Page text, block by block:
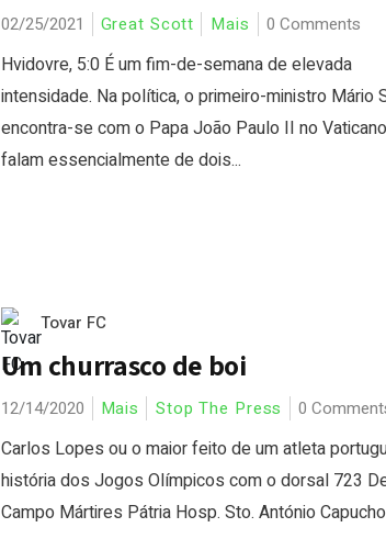
02/25/2021 Great Scott Mais 0 Comments
Hvidovre, 5:0 É um fim-de-semana de elevada
intensidade. Na política, o primeiro-ministro Mário
encontra-se com o Papa João Paulo II no
falam essencialmente de dois...
Tovar FC
Um churrasco de boi
12/14/2020 Mais Stop The Press 0
Carlos Lopes ou o maior feito de um atleta
história dos Jogos Olímpicos com o dorsal 723
Campo Mártires Pátria Hosp. Sto. António